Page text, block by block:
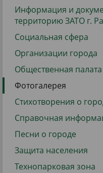
Информация и
территорию ЗАТО г.
Социальная сфера
Организации города
Общественная палата
Фотогалерея
Стихотворения о
Справочная
Песни о городе
Защита населения
Технопарковая зона